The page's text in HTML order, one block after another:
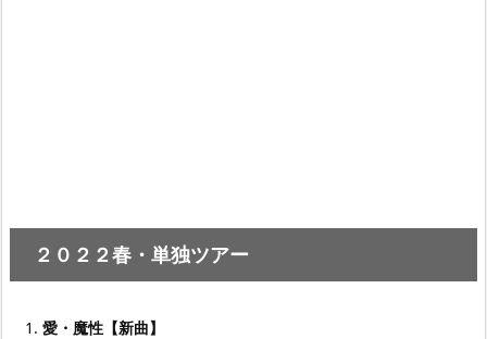
２０２２春・単独ツアー
愛・魔性【新曲】